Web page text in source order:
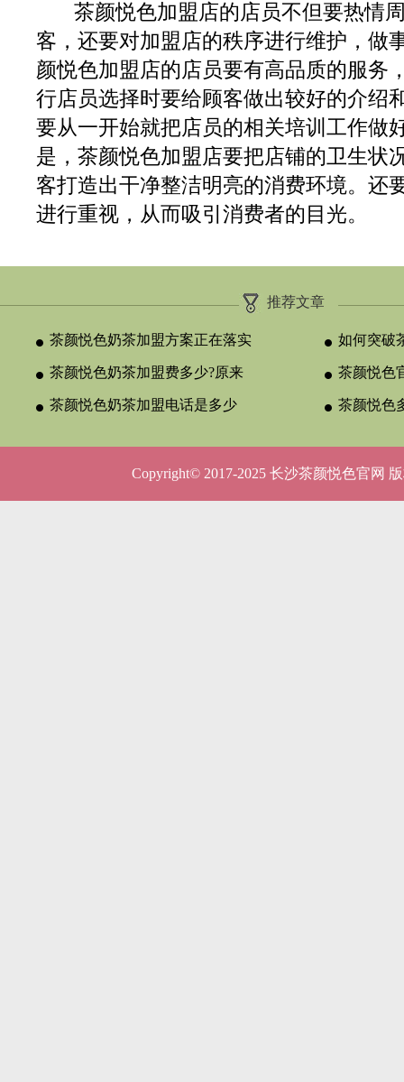
茶颜悦色加盟店的店员不但要热情
客，还要对加盟店的秩序进行维护，做
颜悦色加盟店的店员要有高品质的服务
行店员选择时要给顾客做出较好的介绍
要从一开始就把店员的相关培训工作做
是，茶颜悦色加盟店要把店铺的卫生状
客打造出干净整洁明亮的消费环境。还
进行重视，从而吸引消费者的目光。
推荐文章
茶颜悦色奶茶加盟方案正在落实 如何突破
颈？
茶颜悦色奶茶加盟费多少?原来
与合作类型
茶颜悦色
晚吗？
茶颜悦色奶茶加盟电话是多少 茶颜悦色
Copyright© 2017-2025 长沙茶颜悦色官网